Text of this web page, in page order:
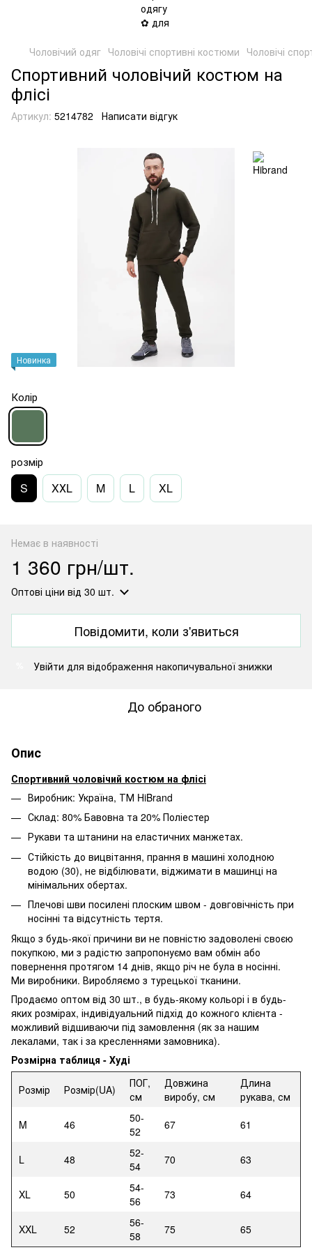
Чоловічий одяг Чоловічі спортивні костюми Чоловічі
Спортивний чоловічий костюм на
флісі
Артикул: 5214782 Написати відгук
Новинка
Колір
розмір
S XХL M L XL
Немає в наявності
1 360 грн/шт.
Оптові ціни від 30 шт.
Повідомити, коли з'явиться
Увійти для відображення накопичувальної знижки
До обраного
Опис
Спортивний чоловічий костюм на флісі
Виробник: Україна, ТМ HiBrand
Склад: 80% Бавовна та 20% Поліестер
Рукави та штанини на еластичних манжетах.
Стійкість до вицвітання, прання в машині холодною
водою (30), не відбілювати, віджимати в машинці на
мінімальних обертах.
Плечові шви посилені плоским швом - довговічність при
носінні та відсутність тертя.
Якщо з будь-якої причини ви не повністю задоволені своєю
покупкою, ми з радістю запропонуємо вам обмін або
повернення протягом 14 днів, якщо річ не була в носінні.
Ми виробники. Виробляємо з турецької тканини.
Продаємо оптом від 30 шт., в будь-якому кольорі і в будь-
яких розмірах, індивідуальний підхід до кожного клієнта -
можливий відшиваючи під замовлення (як за нашим
лекалами, так і за кресленнями замовника).
Розмірна таблиця - Худі
Розмір Розмір(UA)
ПОГ,
см
Довжина
виробу, см
Длина
рукава, см
M
46
50-
52
67 61
L 48
52-
54
70 63
XL 50
54-
56
73 64
XXL 52
56-
58
75 65